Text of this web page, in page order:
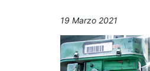
19 Marzo 2021